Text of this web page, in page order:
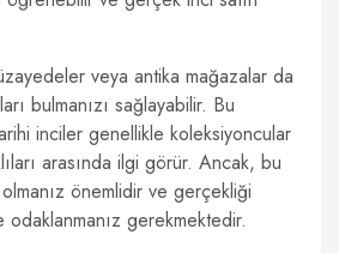
veya antika mağazalar da
bulmanızı sağlayabilir. Bu
inciler genellikle koleksiyoncular
arasında ilgi görür. Ancak, bu
önemlidir ve gerçekliği
odaklanmanız gerekmektedir.